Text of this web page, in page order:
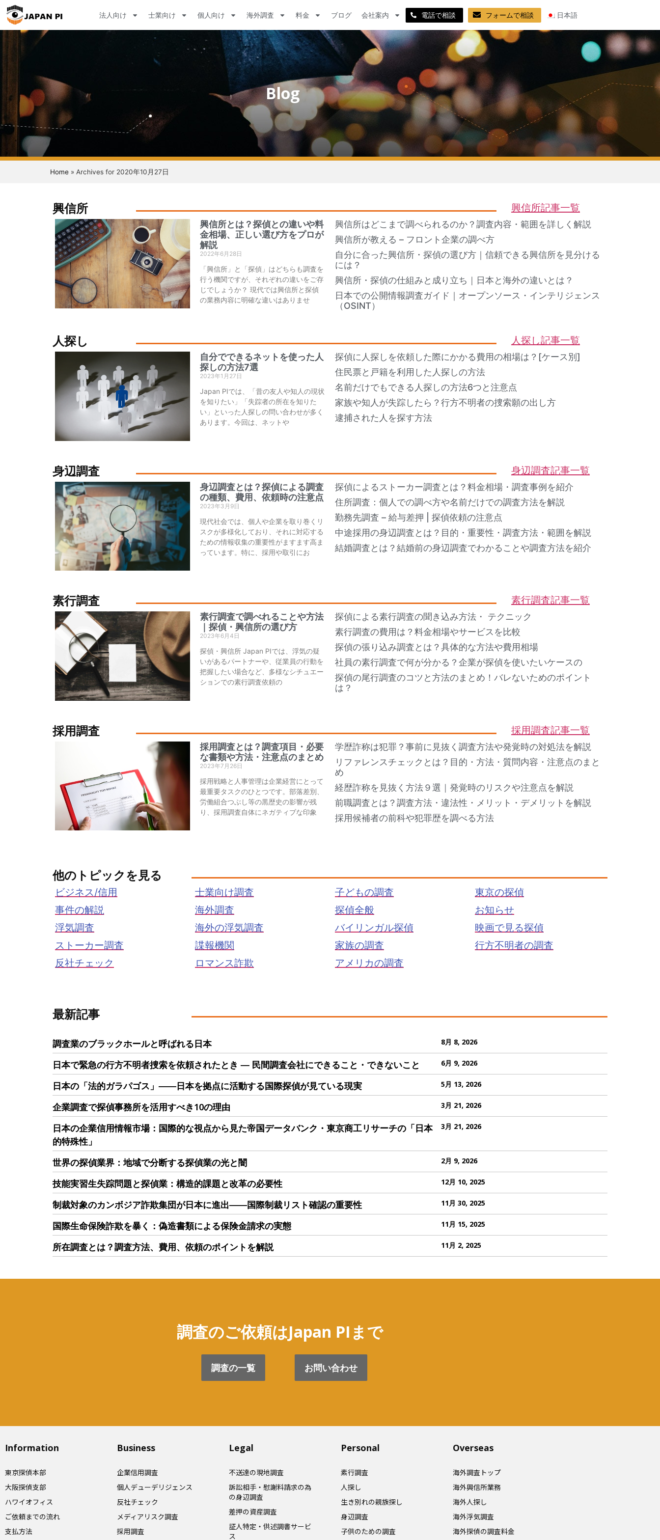
法人向け 士業向け 個人向け 海外調査 料金 ブログ 会社案内 電話で相談 フォームで相談 日本語
Blog
Home » Archives for 2020年10月27日
興信所 興信所記事一覧
興信所とは？探偵との違いや料
金相場、正しい選び方をプロが
解説
2022年6月28日
「興信所」と「探偵」はどちらも調査を
行う機関ですが、それぞれの違いをご存
じでしょうか？ 現代では興信所と探偵
の業務内容に明確な違いはありませ
興信所はどこまで調べられるのか？調査内容・範囲を詳しく解説
興信所が教える – フロント企業の調べ方
自分に合った興信所・探偵の選び方｜信頼できる興信所を見分ける
には？
興信所・探偵の仕組みと成り立ち｜日本と海外の違いとは？
日本での公開情報調査ガイド｜オープンソース・インテリジェンス
（OSINT）
人探し 人探し記事一覧
自分でできるネットを使った人
探しの方法7選
2023年1月27日
Japan PIでは、「昔の友人や知人の現状
を知りたい」「失踪者の所在を知りた
い」といった人探しの問い合わせが多く
あります。今回は、ネットや
探偵に人探しを依頼した際にかかる費用の相場は？[ケース別]
住民票と戸籍を利用した人探しの方法
名前だけでもできる人探しの方法6つと注意点
家族や知人が失踪したら？行方不明者の捜索願の出し方
逮捕された人を探す方法
身辺調査 身辺調査記事一覧
身辺調査とは？探偵による調査
の種類、費用、依頼時の注意点
2023年3月9日
現代社会では、個人や企業を取り巻くリ
スクが多様化しており、それに対応する
ための情報収集の重要性がますます高ま
っています。特に、採用や取引にお
探偵によるストーカー調査とは？料金相場・調査事例を紹介
住所調査：個人での調べ方や名前だけでの調査方法を解説
勤務先調査 – 給与差押 | 探偵依頼の注意点
中途採用の身辺調査とは？目的・重要性・調査方法・範囲を解説
結婚調査とは？結婚前の身辺調査でわかることや調査方法を紹介
素行調査 素行調査記事一覧
素行調査で調べれることや方法
｜探偵・興信所の選び方
2023年6月4日
探偵・興信所 Japan PIでは、浮気の疑
いがあるパートナーや、従業員の行動を
把握したい場合など、多様なシチュエー
ションでの素行調査依頼の
探偵による素行調査の聞き込み方法・ テクニック
素行調査の費用は？料金相場やサービスを比較
探偵の張り込み調査とは？具体的な方法や費用相場
社員の素行調査で何が分かる？企業が探偵を使いたいケースの
探偵の尾行調査のコツと方法のまとめ！バレないためのポイント
は？
採用調査 採用調査記事一覧
採用調査とは？調査項目・必要
な書類や方法・注意点のまとめ
2023年7月26日
採用戦略と人事管理は企業経営にとって
最重要タスクのひとつです。部落差別、
労働組合つぶし等の黒歴史の影響が残
り、採用調査自体にネガティブな印象
学歴詐称は犯罪？事前に見抜く調査方法や発覚時の対処法を解説
リファレンスチェックとは？目的・方法・質問内容・注意点のまと
め
経歴詐称を見抜く方法９選｜発覚時のリスクや注意点を解説
前職調査とは？調査方法・違法性・メリット・デメリットを解説
採用候補者の前科や犯罪歴を調べる方法
他のトピックを見る
ビジネス/信用
事件の解説
浮気調査
ストーカー調査
反社チェック
士業向け調査
海外調査
海外の浮気調査
諜報機関
ロマンス詐欺
子どもの調査
探偵全般
バイリンガル探偵
家族の調査
アメリカの調査
東京の探偵
お知らせ
映画で見る探偵
行方不明者の調査
最新記事
調査業のブラックホールと呼ばれる日本 8月 8, 2026
日本で緊急の行方不明者捜索を依頼されたとき ― 民間調査会社にできること・できないこと 6月 9, 2026
日本の「法的ガラパゴス」――日本を拠点に活動する国際探偵が見ている現実 5月 13, 2026
企業調査で探偵事務所を活用すべき10の理由 3月 21, 2026
日本の企業信用情報市場：国際的な視点から見た帝国データバンク・東京商工リサーチの「日本
的特殊性」
3月 21, 2026
世界の探偵業界：地域で分断する探偵業の光と闇 2月 9, 2026
技能実習生失踪問題と探偵業：構造的課題と改革の必要性 12月 10, 2025
制裁対象のカンボジア詐欺集団が日本に進出――国際制裁リスト確認の重要性 11月 30, 2025
国際生命保険詐欺を暴く：偽造書類による保険金請求の実態 11月 15, 2025
所在調査とは？調査方法、費用、依頼のポイントを解説 11月 2, 2025
調査のご依頼はJapan PIまで
調査の一覧 お問い合わせ
Information
東京探偵本部
大阪探偵支部
ハワイオフィス
ご依頼までの流れ
支払方法
Business
企業信用調査
個人デューデリジェンス
反社チェック
メディアリスク調査
採用調査
Legal
不送達の現地調査
訴訟相手・慰謝料請求の為
の身辺調査
差押の資産調査
証人特定・供述調書サービ
ス
Personal
素行調査
人探し
生き別れの親族探し
身辺調査
子供のための調査
Overseas​
海外調査トップ
海外興信所業務
海外人探し
海外浮気調査
海外探偵の調査料金